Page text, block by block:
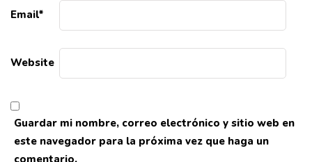
Email*
Website
Guardar mi nombre, correo electrónico y sitio web en
este navegador para la próxima vez que haga un
comentario.